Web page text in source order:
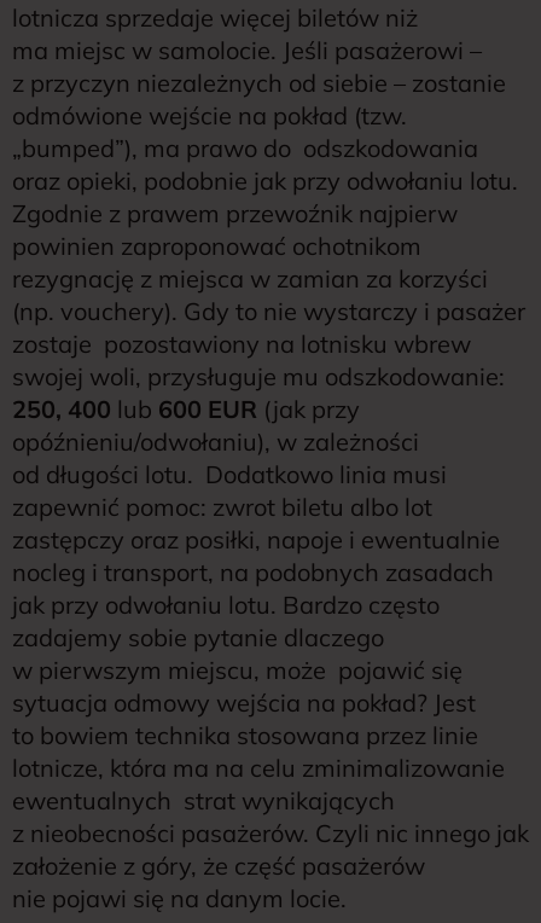
lotnicza sprzedaje więcej biletów niż
ma miejsc w samolocie. Jeśli pasażerowi –
z przyczyn niezależnych od siebie – zostanie
odmówione wejście na pokład (tzw.
„bumped”), ma prawo do odszkodowania
oraz opieki, podobnie jak przy odwołaniu lotu.
Zgodnie z prawem przewoźnik najpierw
powinien zaproponować ochotnikom
rezygnację z miejsca w zamian za korzyści
(np. vouchery). Gdy to nie wystarczy i pasażer
zostaje pozostawiony na lotnisku wbrew
swojej woli, przysługuje mu odszkodowanie:
250, 400 lub 600 EUR (jak przy
opóźnieniu/odwołaniu), w zależności
od długości lotu. Dodatkowo linia musi
zapewnić pomoc: zwrot biletu albo lot
zastępczy oraz posiłki, napoje i ewentualnie
nocleg i transport, na podobnych zasadach
jak przy odwołaniu lotu. Bardzo często
zadajemy sobie pytanie dlaczego
w pierwszym miejscu, może pojawić się
sytuacja odmowy wejścia na pokład? Jest
to bowiem technika stosowana przez linie
lotnicze, która ma na celu zminimalizowanie
ewentualnych strat wynikających
z nieobecności pasażerów. Czyli nic innego jak
założenie z góry, że część pasażerów
nie pojawi się na danym locie.